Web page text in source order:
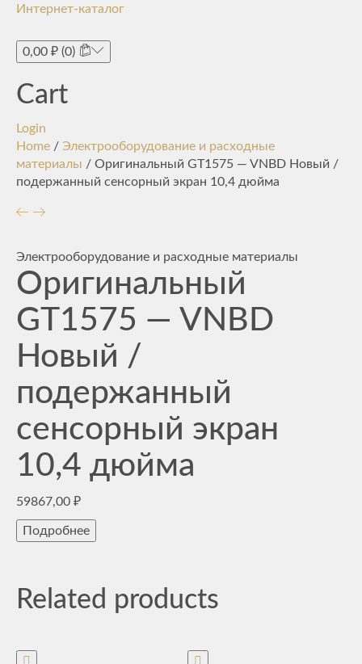
Интернет-каталог
0,00 ₽ (0)
Cart
Login
Home / Электрооборудование и расходные
материалы / Оригинальный GT1575 — VNBD Новый /
подержанный сенсорный экран 10,4 дюйма
Электрооборудование и расходные материалы
Оригинальный
GT1575 — VNBD
Новый /
подержанный
сенсорный экран
10,4 дюйма
59867,00 ₽
Подробнее
Related products